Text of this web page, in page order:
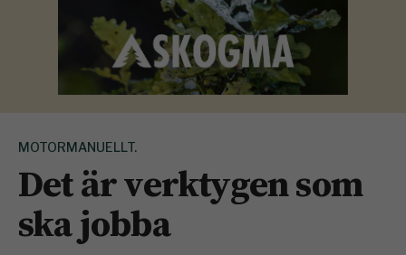
MOTORMANUELLT.
Det är verktygen som
ska jobba